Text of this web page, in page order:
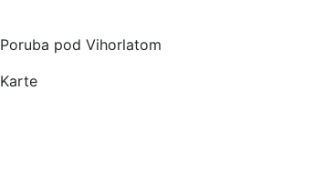
Poruba pod Vihorlatom
Karte